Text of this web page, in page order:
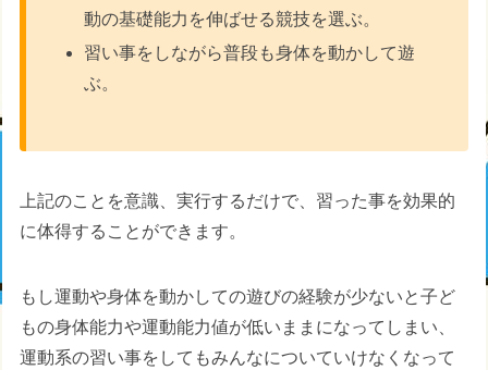
動の基礎能力を伸ばせる競技を選ぶ。
習い事をしながら普段も身体を動かして遊
ぶ。
上記のことを意識、実行するだけで、習った事を効果的
に体得することができます。
もし運動や身体を動かしての遊びの経験が少ないと子ど
もの身体能力や運動能力値が低いままになってしまい、
運動系の習い事をしてもみんなについていけなくなって